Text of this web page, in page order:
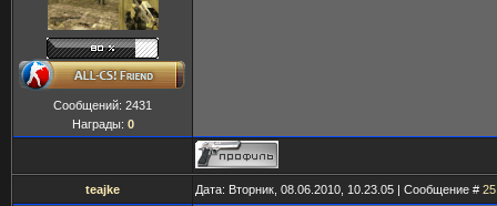
Сообщений: 2431
Награды: 0
teajke Дата: Вторник, 08.06.2010, 10.23.05 | Сообщение # 25